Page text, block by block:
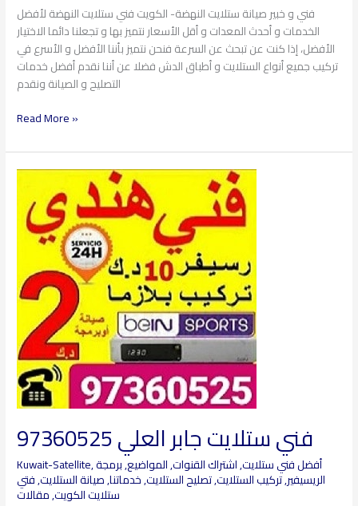
فني و خبير صيانة ستلايت النهضة- الكويت فني ستلايت النهضة لأفضل
الخدمات و أحدث المعدات و أقل الأسعار نتميز بها و تجعلنا دائما الاختيار
الأفضل، إذا كنت عن تبحث عن السرعة فنحن نتميز بأننا الأفضل و الأسرع في
تركيب جميع أنواع الستلايت و أطباق الدش فضلا عن أننا نقدم أفضل خدمات
التصليح و الصيانة ونقدم
Read More »
فني ستلايت جابر العلي 97360525
Kuwait-Satellite, أفضل فني ستلايت,اشتراك القنوات,المواضيع,برمجة
الريسيفير,تركيب الستلايت,تصليح الستلايت,خدماتنا,صيانة الستلايت,فتي
ستلايت الكويت,مقالات
فني
ستلايت
جابر
العلي
97360525